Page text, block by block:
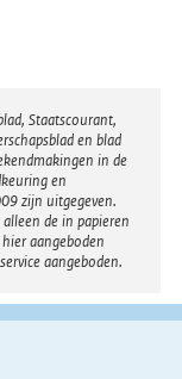
Staatscourant,
en blad
in de
en
zijn uitgegeven.
de in papieren
aangeboden
aangeboden.